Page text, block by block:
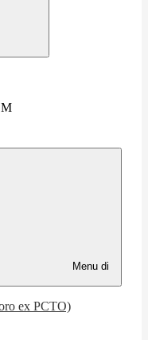
Menu di
ex PCTO)